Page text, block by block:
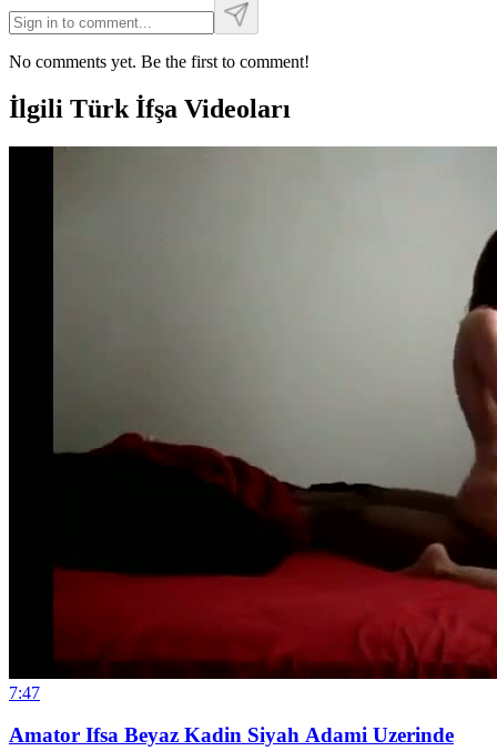
No comments yet. Be the first to comment!
İlgili Türk İfşa Videoları
7:47
Amator Ifsa Beyaz Kadin Siyah Adami Uzerinde